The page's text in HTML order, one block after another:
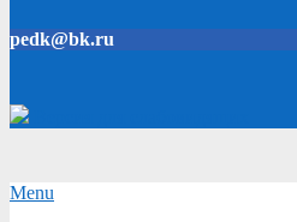
pedk@bk.ru
Secondary
Menu